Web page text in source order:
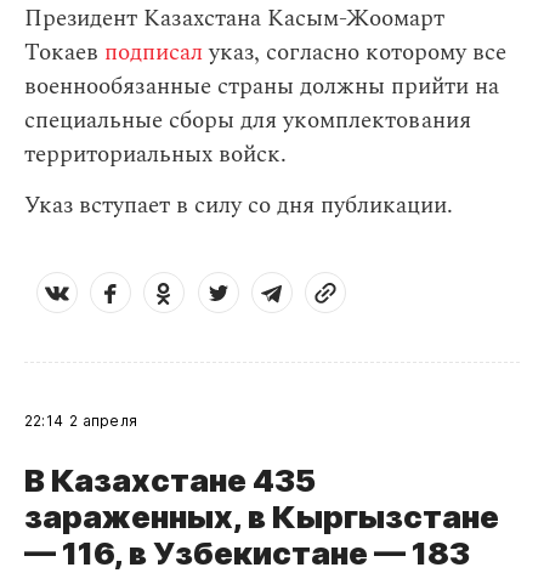
Президент Казахстана Касым-Жоомарт
Токаев подписалуказ, согласно которому все
военнообязанные страны должны прийти на
специальные сборы для укомплектования
территориальных войск.
Указ вступает в силу со дня публикации.
22:14 2 апреля
В Казахстане 435
зараженных, в Кыргызстане
— 116, в Узбекистане — 183